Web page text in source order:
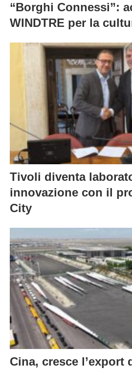
“Borghi Connessi”:
WINDTRE per la
Tivoli diventa
innovazione con il
City
Cina, cresce l’export